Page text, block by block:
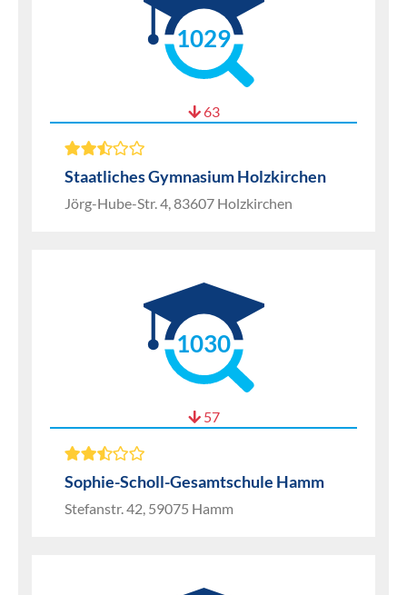
1029
63
Staatliches Gymnasium Holzkirchen
Jörg-Hube-Str. 4, 83607 Holzkirchen
1030
57
Sophie-Scholl-Gesamtschule Hamm
Stefanstr. 42, 59075 Hamm